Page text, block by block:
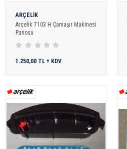
ARÇELİK
Arçelik 7103 H Çamaşır Makinesi
Panosu
1.250,00 TL + KDV